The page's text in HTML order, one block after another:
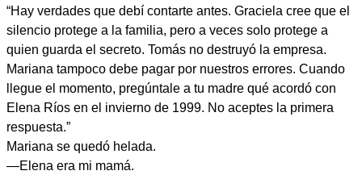
“Hay verdades que debí contarte antes. Graciela cree que el
silencio protege a la familia, pero a veces solo protege a
quien guarda el secreto. Tomás no destruyó la empresa.
Mariana tampoco debe pagar por nuestros errores. Cuando
llegue el momento, pregúntale a tu madre qué acordó con
Elena Ríos en el invierno de 1999. No aceptes la primera
respuesta.”
Mariana se quedó helada.
—Elena era mi mamá.